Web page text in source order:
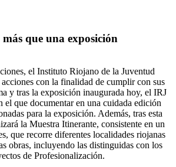
que una exposición
el Instituto Riojano de la Juventud
con la finalidad de cumplir con sus
y tras la exposición inaugurada hoy, el IRJ
el que documentar en una cuidada edición
para la exposición. Además, tras esta
la Muestra Itinerante, consistente en un
que recorre diferentes localidades riojanas
obras, incluyendo las distinguidas con los
de Profesionalización.